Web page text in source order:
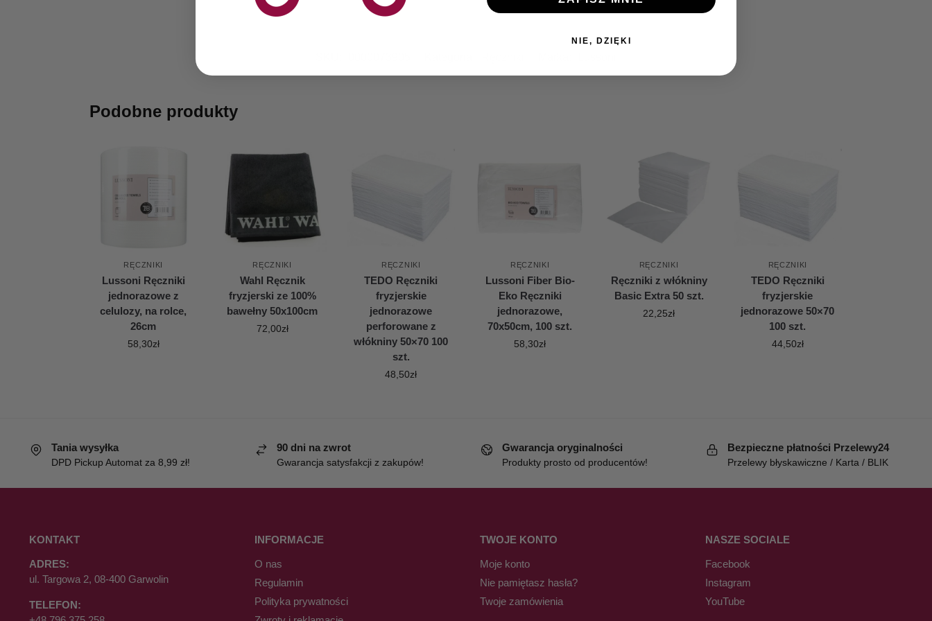
Podobne produkty
RĘCZNIKI
Lussoni Ręczniki
jednorazowe z
celulozy, na rolce,
26cm
58,30zł
RĘCZNIKI
Wahl Ręcznik
fryzjerski ze 100%
bawełny 50x100cm
72,00zł
RĘCZNIKI
TEDO Ręczniki
fryzjerskie
jednorazowe
perforowane z
włókniny 50×70 100
szt.
48,50zł
RĘCZNIKI
Lussoni Fiber Bio-
Eko Ręczniki
jednorazowe,
70x50cm, 100 szt.
58,30zł
RĘCZNIKI
Ręczniki z włókniny
Basic Extra 50 szt.
22,25zł
RĘCZNIKI
TEDO Ręczniki
fryzjerskie
jednorazowe 50×70
100 szt.
44,50zł
Tania wysyłka
DPD Pickup Automat za 8,99 zł!
90 dni na zwrot
Gwarancja satysfakcji z zakupów!
Gwarancja oryginalności
Produkty prosto od producentów!
Bezpieczne płatności Przelewy24
Przelewy błyskawiczne / Karta / BLIK
KONTAKT
ADRES:
ul. Targowa 2, 08-400 Garwolin
TELEFON:
INFORMACJE
O nas
Regulamin
Polityka prywatności
TWOJE KONTO
Moje konto
Nie pamiętasz hasła?
Twoje zamówienia
NASZE SOCIALE
Facebook
Instagram
YouTube
NIE, DZIĘKI